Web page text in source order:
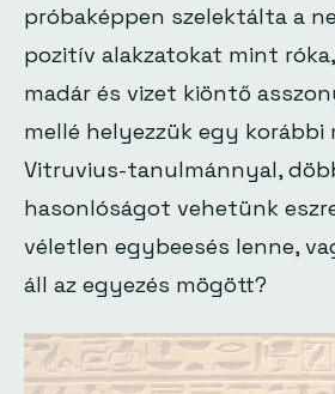
próbaképpen szelektálta a
pozitív alakzatokat mint
madár és vizet kiöntő
mellé helyezzük egy korábbi
Vitruvius-tanulmánnyal,
hasonlóságot vehetünk
véletlen egybeesés lenne,
áll az egyezés mögött?